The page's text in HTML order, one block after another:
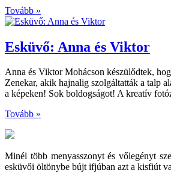
Tovább »
Esküvő: Anna és Viktor
Anna és Viktor Mohácson készülődtek,
Zenekar, akik hajnalig szolgáltatták a talp
a képeken! Sok boldogságot! A kreatív
Tovább »
Minél több menyasszonyt és vőlegényt
esküvői öltönybe bújt ifjúban azt a kisfiút